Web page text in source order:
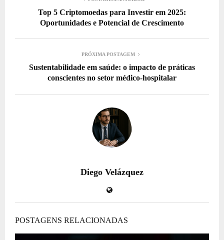
Top 5 Criptomoedas para Investir em 2025:
Oportunidades e Potencial de Crescimento
PRÓXIMA POSTAGEM
Sustentabilidade em saúde: o impacto de práticas
conscientes no setor médico-hospitalar
Diego Velázquez
POSTAGENS RELACIONADAS